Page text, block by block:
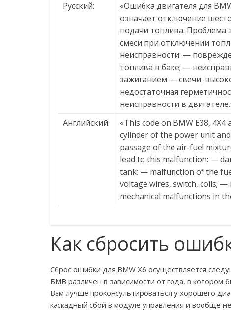
Русский:
«Ошибка двигателя для
означает отключение
подачи топлива. Проблема
смеси при отключении
неисправности: —
топлива в баке; —
зажиганием — свечи,
недостаточная
неисправности в
Английский:
«This code on BMW E38,
cylinder of the power unit
passage of the air-fuel
lead to this malfunction: —
tank; — malfunction of the
voltage wires, switch, coils;
mechanical malfunctions in
Как сбросить
Сброс ошибки для BMW X6 осуществляется
БМВ различен в зависимости от года, в
Вам лучше проконсультироваться у хорошего
каскадный сбой в модуле управления и вообще